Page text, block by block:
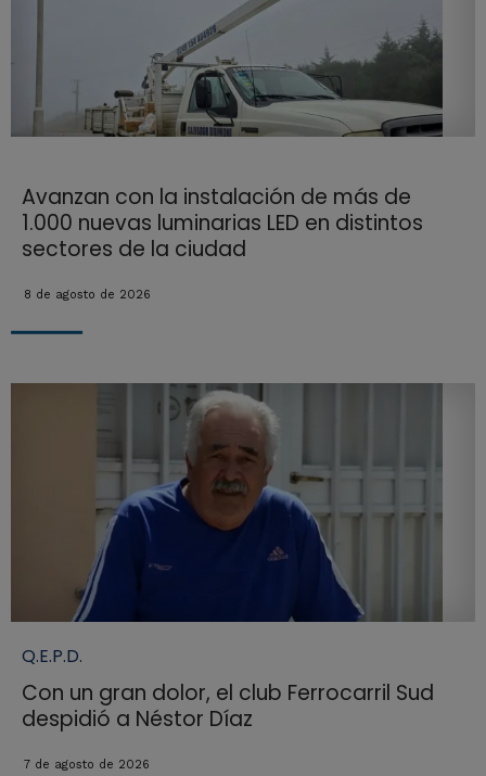
Avanzan con la instalación de más de
1.000 nuevas luminarias LED en distintos
sectores de la ciudad
8 de agosto de 2026
Q.E.P.D.
Con un gran dolor, el club Ferrocarril Sud
despidió a Néstor Díaz
7 de agosto de 2026